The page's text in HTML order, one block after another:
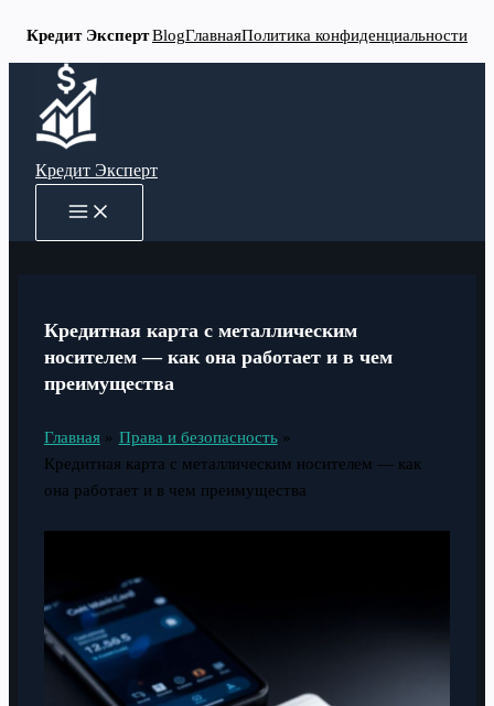
Кредит ЭкспертBlogГлавнаяПолитика конфиденциальности
Перейти
содержимому
Кредит Эксперт
MAIN
MENU
Кредитная карта с металлическим
носителем — как она работает и в чем
преимущества
Главная
Права и безопасность
Кредитная карта с металлическим носителем — как
она работает и в чем преимущества